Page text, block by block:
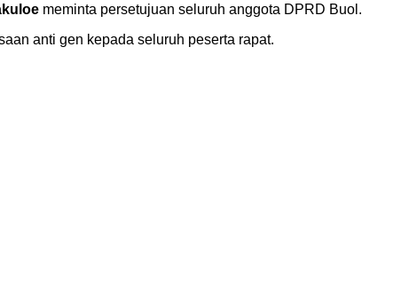
meminta persetujuan seluruh anggota DPRD Buol.
anti gen kepada seluruh peserta rapat.